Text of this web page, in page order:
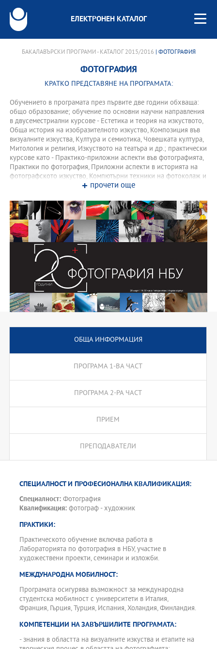
ЕЛЕКТРОНЕН КАТАЛОГ
БАКАЛАВЪРСКИ ПРОГРАМИ - КАТАЛОГ 2015/2016 | ФОТОГРАФИЯ
ФОТОГРАФИЯ
КРАТКО ПРЕДСТАВЯНЕ НА ПРОГРАМАТА:
Обучението в програмата през първите две години обхваща:
общо образование; обучение по основни научни направления
в двусеместриални курсове - Естетика и теория на изкуството,
Обща история на изобразителното изкуство, Композиция във
визуалните изкуства, Култура и семиотика, Човешката култура,
Митология и религия, Изкуството на театъра и др.; практически
курсове като - Практико-приложни аспекти във фотографията,
Практики по фотография, Приложни аспекти в историята на
фотографското изкуство, Компютърни техники на фотоколаж и
др. През третата и четвъртата година обучението се
извънаудиторни учебни форми.
прочети още
ОБЩА ИНФОРМАЦИЯ
ПРОГРАМА 1-ВА ЧАСТ
ПРОГРАМА 2-РА ЧАСТ
ПРИЕМ
ПРЕПОДАВАТЕЛИ
СПЕЦИАЛНОСТ И ПРОФЕСИОНАЛНА КВАЛИФИКАЦИЯ:
Специалност: Фотография
Квалификация: фотограф - художник
ПРАКТИКИ:
Практическото обучение включва работа в
Лабораторията по фотография в НБУ, участие в
художествени проекти, семинари и изложби.
МЕЖДУНАРОДНА МОБИЛНОСТ:
Програмата осигурява възможност за международна
студентска мобилност с университети в Италия,
Франция, Гърция, Турция, Испания, Холандия, Финландия.
КОМПЕТЕНЦИИ НА ЗАВЪРШИЛИТЕ ПРОГРАМАТА:
- знания в областта на визуалните изкуства и етапите на